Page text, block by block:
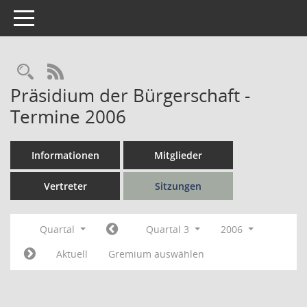
Toggle navigation
Rechercheauswahl
RSS-Feed
Präsidium der Bürgerschaft -
Termine 2006
Informationen Mitglieder
Vertreter Sitzungen
Quartal Quartal 3
2006
Aktuell
Gremium auswählen